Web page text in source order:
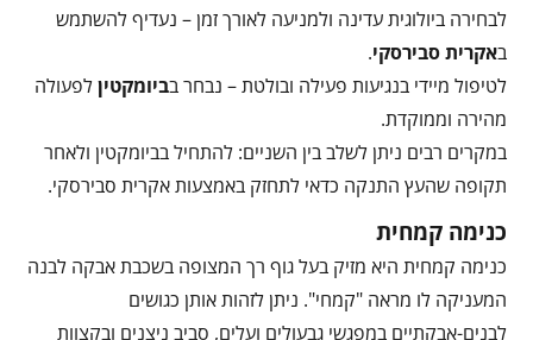
לבחירה ביולוגית עדינה ולמניעה לאורך זמן – נעדיף להשתמש
באקרית סבירסקי.
לטיפול מיידי בנגיעות פעילה ובולטת – נבחר בביומקטיןלפעולה
מהירה וממוקדת.
במקרים רבים ניתן לשלב בין השניים: להתחיל בביומקטין ולאחר
תקופה שהעץ התנקה כדאי לתחזק באמצעות אקרית סבירסקי.
כנימה קמחית
כנימה קמחית היא מזיק בעל גוף רך המצופה בשכבת אבקה לבנה
המעניקה לו מראה "קמחי". ניתן לזהות אותן כגושים
לבנים-אבקתיים במפגשי גבעולים ועלים, סביב ניצנים ובקצוות